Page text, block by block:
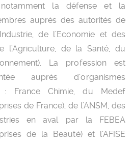
la défense et la
auprès des autorités de
de l’Economie et des
l’Agriculture, de la Santé, du
La profession est
auprès d’organismes
France Chimie, du Medef
de France), de l’ANSM, des
en aval par la FEBEA
de la Beauté) et l’AFISE